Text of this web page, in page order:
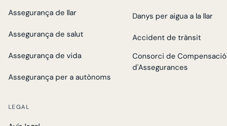
Assegurança de llar
Assegurança de salut
Assegurança de vida
Assegurança per a autònoms
Danys per aigua a la llar
Accident de trànsit
Consorci de Compensació
d'Assegurances
LEGAL